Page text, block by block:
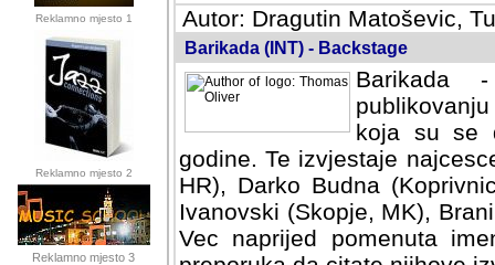
Reklamno mjesto 1
Reklamno mjesto 2
Reklamno mjesto 3
Autor: Dragutin Matoševic,
Barikada (INT) - Backstage
Barikada
koja su se
godine. Te izvjestaje
HR), Darko Budna
Ivanovski (Skopje, MK),
Vec naprijed pomenuta